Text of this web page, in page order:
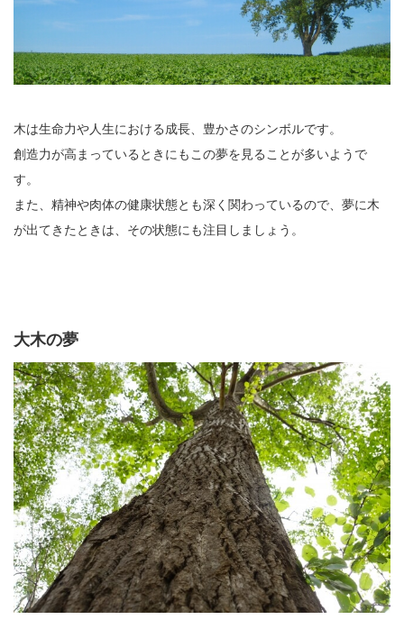
木は生命力や人生における成長、豊かさのシンボルです。
創造力が高まっているときにもこの夢を見ることが多いようで
す。
また、精神や肉体の健康状態とも深く関わっているので、夢に木
が出てきたときは、その状態にも注目しましょう。
大木の夢